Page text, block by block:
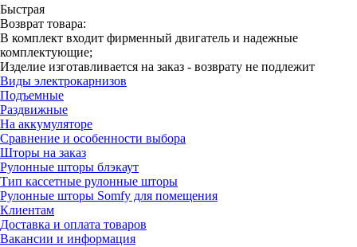
Быстрая
Возврат товара:
В комплект входит фирменный двигатель и надежные
комплектующие;
Изделие изготавливается на заказ - возврату не подлежит
Виды электрокарнизов
Подъемные
Раздвижные
На аккумуляторе
Сравнение и особенности выбора
Шторы на заказ
Рулонные шторы блэкаут
Тип кассетные рулонные шторы
Рулонные шторы Somfy для помещения
Клиентам
Доставка и оплата товаров
Вакансии и информация